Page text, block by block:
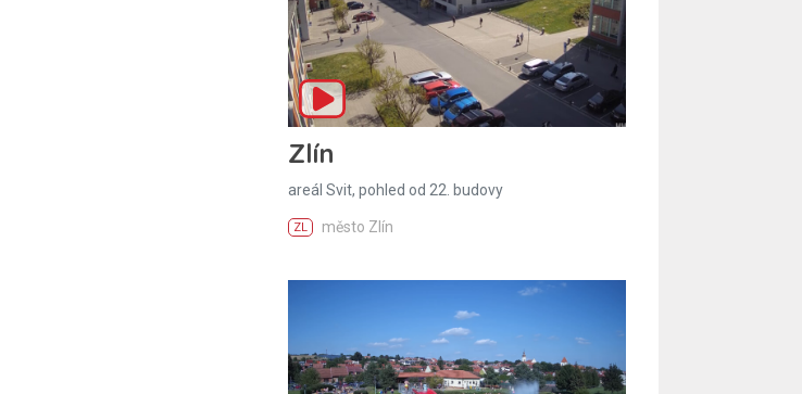
Zlín
areál Svit, pohled od 22. budovy
ZL město Zlín